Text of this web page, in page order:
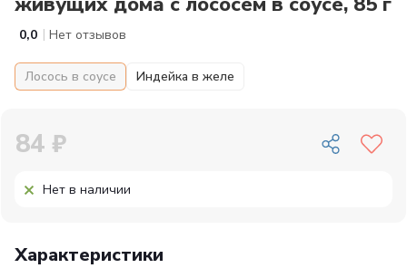
0,0 | Нет отзывов
Лосось в соусе Индейка в желе
Характеристики
84 ₽
Нет в наличии